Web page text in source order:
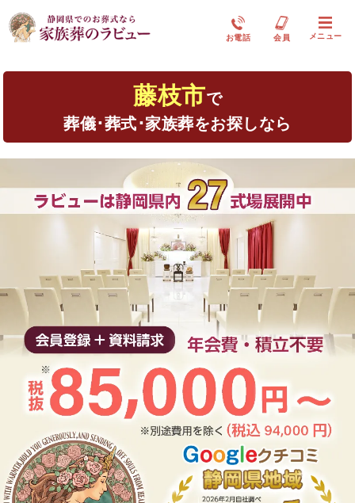
お電話 会員 メニュー
藤枝市で
葬儀･葬式･家族葬をお探しなら